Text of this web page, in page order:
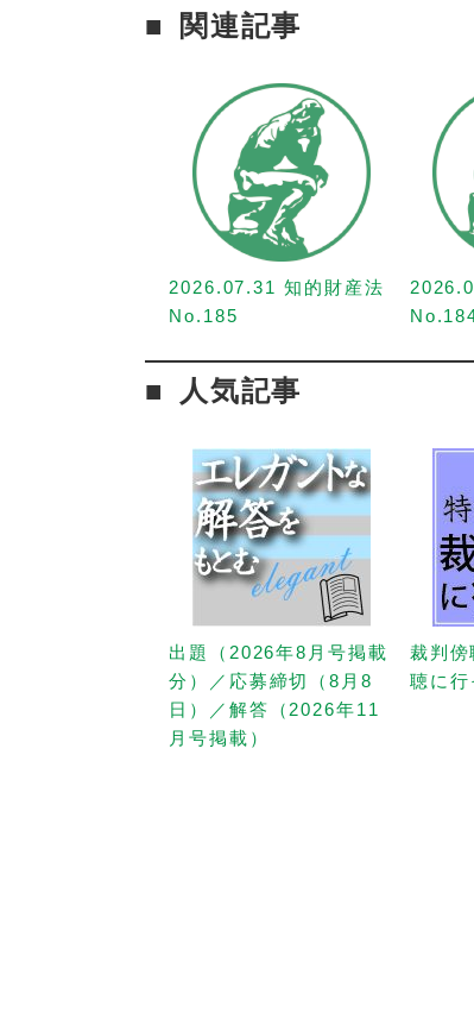
関連記事
2026.07.31 知的財産法
No.185
人気記事
出題（2026年8月号掲載
分）／応募締切（8月8
日）／解答（2026年11
月号掲載）
裁判傍
聴に行